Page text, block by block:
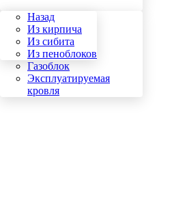
Назад
Кирпич
Сибит
Пеноблок
Газоблок
Эксплуатируемая
кровля
Назад
Из кирпича
Из сибита
Из пеноблоков